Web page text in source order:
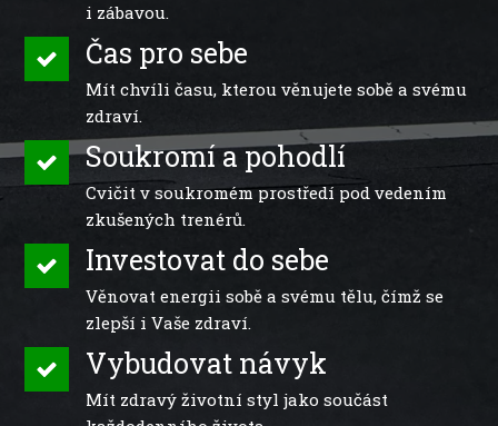
i zábavou.
Čas pro sebe
Mít chvíli času, kterou věnujete sobě a svému
zdraví.
Soukromí a pohodlí
Cvičit v soukromém prostředí pod vedením
zkušených trenérů.
Investovat do sebe
Věnovat energii sobě a svému tělu, čímž se
zlepší i Vaše zdraví.
Vybudovat návyk
Mít zdravý životní styl jako součást